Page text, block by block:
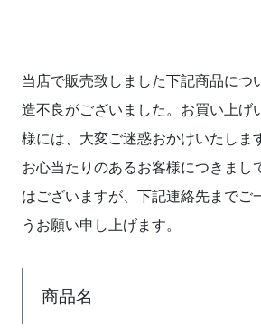
当店で販売致しました下記商品につ
造不良がございました。お買い上げ
様には、大変ご迷惑おかけいたしま
お心当たりのあるお客様につきまし
はございますが、下記連絡先までご
うお願い申し上げます。
商品名